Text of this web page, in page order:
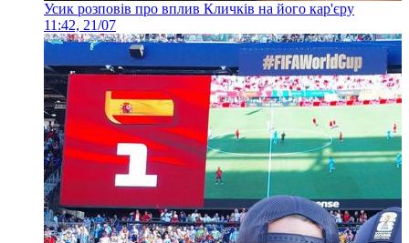
Усик розповів про вплив Кличків на його кар'єру
11:42, 21/07